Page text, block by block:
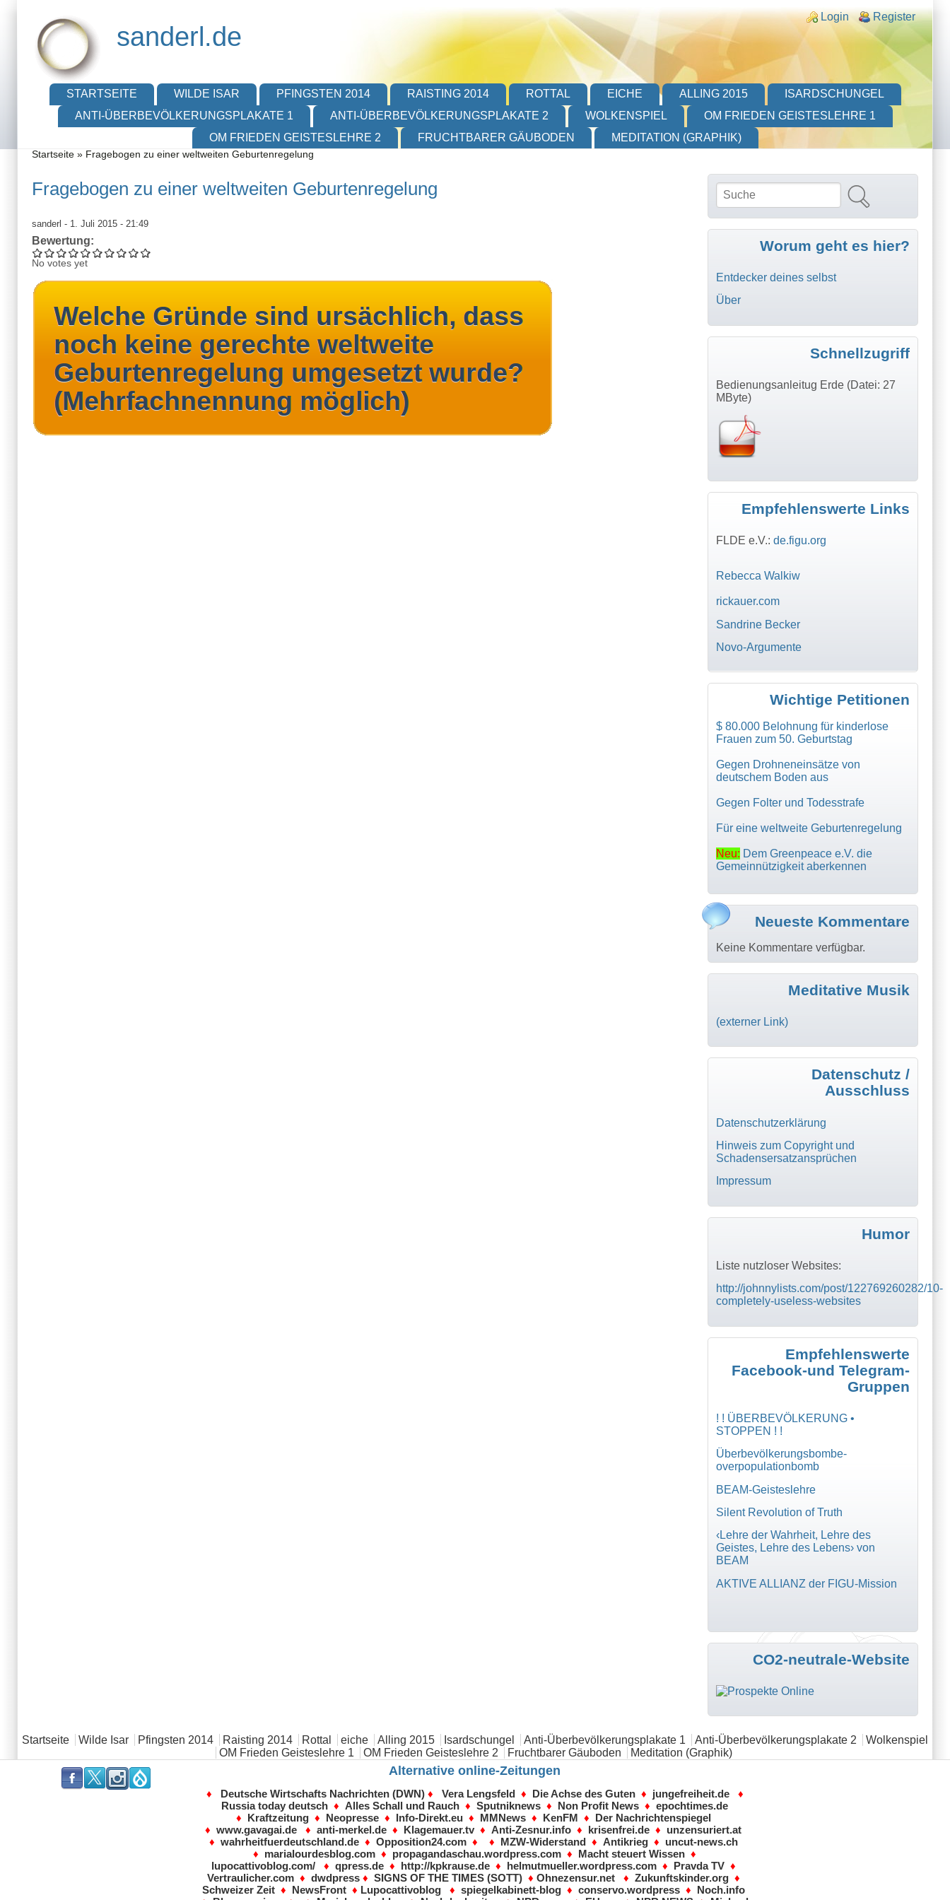
Login links
Login Register
sanderl.de
HauptmenüSTARTSEITE WILDE ISAR PFINGSTEN 2014 RAISTING 2014 ROTTAL EICHE ALLING 2015
ISARDSCHUNGEL
ANTI-ÜBERBEVÖLKERUNGSPLAKATE 1
ANTI-ÜBERBEVÖLKERUNGSPLAKATE 2 WOLKENSPIEL
OM FRIEDEN GEISTESLEHRE 1
OM FRIEDEN GEISTESLEHRE 2
FRUCHTBARER GÄUBODEN
MEDITATION (GRAPHIK)
Sie sind hier
Startseite » Fragebogen zu einer weltweiten Geburtenregelung
Fragebogen zu einer weltweiten Geburtenregelung
sanderl - 1. Juli 2015 - 21:49
Bewertung:
No votes yet
Suchformular Suche
Worum geht es hier?
Entdecker deines selbst
Über
Schnellzugriff
Bedienungsanleitug Erde (Datei: 27
MByte)
Empfehlenswerte Links
FLDE e.V.: de.figu.org
Rebecca Walkiw
rickauer.com
Sandrine Becker
Novo-Argumente
Wichtige Petitionen
$ 80.000 Belohnung für kinderlose
Frauen zum 50. Geburtstag
Gegen Drohneneinsätze von
deutschem Boden aus
Gegen Folter und Todesstrafe
Für eine weltweite Geburtenregelung
Neu: Dem Greenpeace e.V. die
Gemeinnützigkeit aberkennen
Neueste Kommentare
Keine Kommentare verfügbar.
Meditative Musik
(externer Link)
Datenschutz /
Ausschluss
Datenschutzerklärung
Hinweis zum Copyright und
Schadensersatzansprüchen
Impressum
Humor
Liste nutzloser Websites:
http://johnnylists.com/post/122769260282/10-
completely-useless-websites
Empfehlenswerte
Facebook-und Telegram-
Gruppen
! ! ÜBERBEVÖLKERUNG •
STOPPEN ! !
Überbevölkerungsbombe-
overpopulationbomb
BEAM-Geisteslehre
Silent Revolution of Truth
‹Lehre der Wahrheit, Lehre des
Geistes, Lehre des Lebens› von
BEAM
AKTIVE ALLIANZ der FIGU-Mission
CO2-neutrale-Website
Hauptmenü
Startseite Wilde Isar Pfingsten 2014 Raisting 2014 Rottal eiche Alling 2015 Isardschungel Anti-Überbevölkerungsplakate 1 Anti-Überbevölkerungsplakate 2
Wolkenspiel
OM Frieden Geisteslehre 1
OM Frieden Geisteslehre 2 Fruchtbarer Gäuboden Meditation (Graphik)
. . . . Alternative online-Zeitungen
♦ Deutsche Wirtschafts Nachrichten (DWN)♦ Vera Lengsfeld♦ Die Achse des Guten♦ jungefreiheit.de
♦
Russia today deutsch ♦Alles Schall und Rauch ♦Sputniknews ♦ Non Profit News ♦epochtimes.de
♦ Kraftzeitung♦ Neopresse♦ Info-Direkt.eu♦ MMNews♦ KenFM ♦ Der Nachrichtenspiegel
♦www.gavagai.de ♦anti-merkel.de ♦ Klagemauer.tv ♦Anti-Zesnur.info ♦ krisenfrei.de ♦ unzensuriert.at
♦ wahrheitfuerdeutschland.de♦ Opposition24.com ♦ ♦ MZW-Widerstand ♦ Antikrieg♦ uncut-news.ch
♦ marialourdesblog.com ♦ propagandaschau.wordpress.com ♦ Macht steuert Wissen ♦
lupocattivoblog.com/
♦ qpress.de♦ http://kpkrause.de ♦ helmutmueller.wordpress.com♦ Pravda TV ♦
Vertraulicher.com♦ dwdpress ♦ SIGNS OF THE TIMES (SOTT) ♦ Ohnezensur.net♦ Zukunftskinder.org♦
Schweizer Zeit♦ NewsFront♦ Lupocattivoblog♦ spiegelkabinett-blog♦ conservo.wordpress♦ Noch.info